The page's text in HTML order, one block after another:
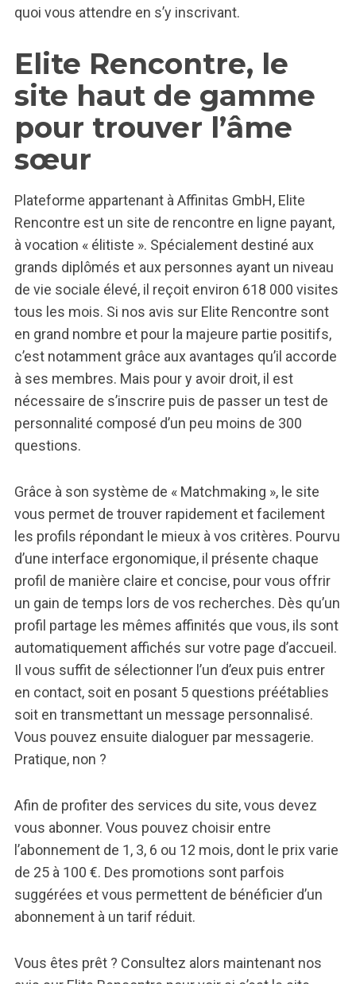
quoi vous attendre en s’y inscrivant.
Elite Rencontre, le
site haut de gamme
pour trouver l’âme
sœur
Plateforme appartenant à Affinitas GmbH, Elite
Rencontre est un site de rencontre en ligne payant,
à vocation « élitiste ». Spécialement destiné aux
grands diplômés et aux personnes ayant un niveau
de vie sociale élevé, il reçoit environ 618 000 visites
tous les mois. Si nos avis sur Elite Rencontre sont
en grand nombre et pour la majeure partie positifs,
c’est notamment grâce aux avantages qu’il accorde
à ses membres. Mais pour y avoir droit, il est
nécessaire de s’inscrire puis de passer un test de
personnalité composé d’un peu moins de 300
questions.
Grâce à son système de « Matchmaking », le site
vous permet de trouver rapidement et facilement
les profils répondant le mieux à vos critères. Pourvu
d’une interface ergonomique, il présente chaque
profil de manière claire et concise, pour vous offrir
un gain de temps lors de vos recherches. Dès qu’un
profil partage les mêmes affinités que vous, ils sont
automatiquement affichés sur votre page d’accueil.
Il vous suffit de sélectionner l’un d’eux puis entrer
en contact, soit en posant 5 questions préétablies
soit en transmettant un message personnalisé.
Vous pouvez ensuite dialoguer par messagerie.
Pratique, non ?
Afin de profiter des services du site, vous devez
vous abonner. Vous pouvez choisir entre
l’abonnement de 1, 3, 6 ou 12 mois, dont le prix varie
de 25 à 100 €. Des promotions sont parfois
suggérées et vous permettent de bénéficier d’un
abonnement à un tarif réduit.
Vous êtes prêt ? Consultez alors maintenant nos